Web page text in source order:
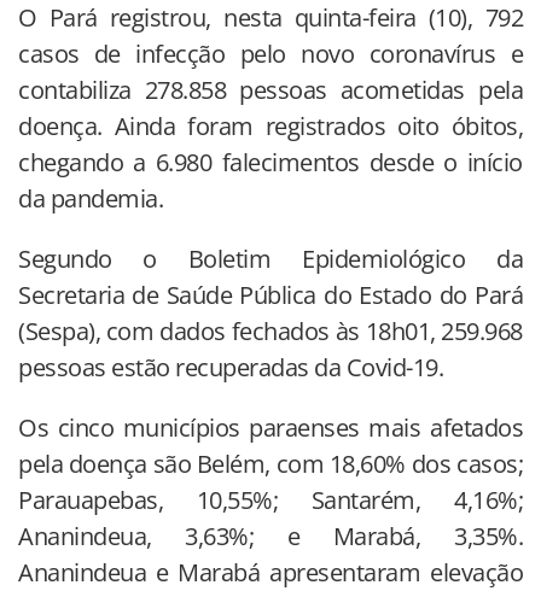
O Pará registrou, nesta quinta-feira (10), 792
casos de infecção pelo novo coronavírus e
contabiliza 278.858 pessoas acometidas pela
doença. Ainda foram registrados oito óbitos,
chegando a 6.980 falecimentos desde o início
da pandemia.
Segundo o Boletim Epidemiológico da
Secretaria de Saúde Pública do Estado do Pará
(Sespa), com dados fechados às 18h01, 259.968
pessoas estão recuperadas da Covid-19.
Os cinco municípios paraenses mais afetados
pela doença são Belém, com 18,60% dos casos;
Parauapebas, 10,55%; Santarém, 4,16%;
Ananindeua, 3,63%; e Marabá, 3,35%.
Ananindeua e Marabá apresentaram elevação